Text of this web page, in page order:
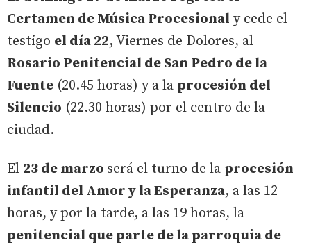
Certamen de Música Procesional y cede el
testigo el día 22, Viernes de Dolores, al
Rosario Penitencial de San Pedro de la
Fuente (20.45 horas) y a la procesión del
Silencio (22.30 horas) por el centro de la
ciudad.
El 23 de marzo será el turno de la procesión
infantil del Amor y la Esperanza, a las 12
horas, y por la tarde, a las 19 horas, la
penitencial que parte de la parroquia de